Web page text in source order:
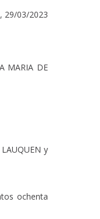
29/03/2023
MARIA DE
y
ochenta